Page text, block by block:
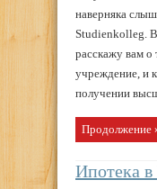
наверняка
Studienkolleg. В
расскажу вам о
учреждение, и
получении
Продолжение
Ипотека